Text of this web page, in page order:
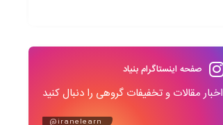
صفحه اینستاگرام بنیاد
اخبار مقالات و تخفیفات گروهی را دنبال کنید
@iranelearn